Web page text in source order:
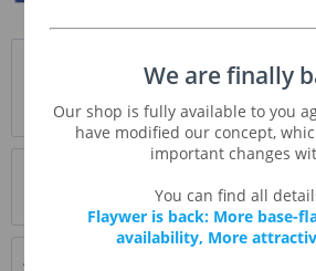
Das Aroma Tiki Roar ist eine
Früchten. Dieses tropische Aroma
Bewertungen lesen, schreiben und
Ähnliche Artikel
We are finally
Our shop is fully available to you
have modified our concept,
important changes
You can find all
Flaywer is back: More base-
availability, More